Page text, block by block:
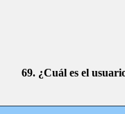
69. ¿Cuál es el